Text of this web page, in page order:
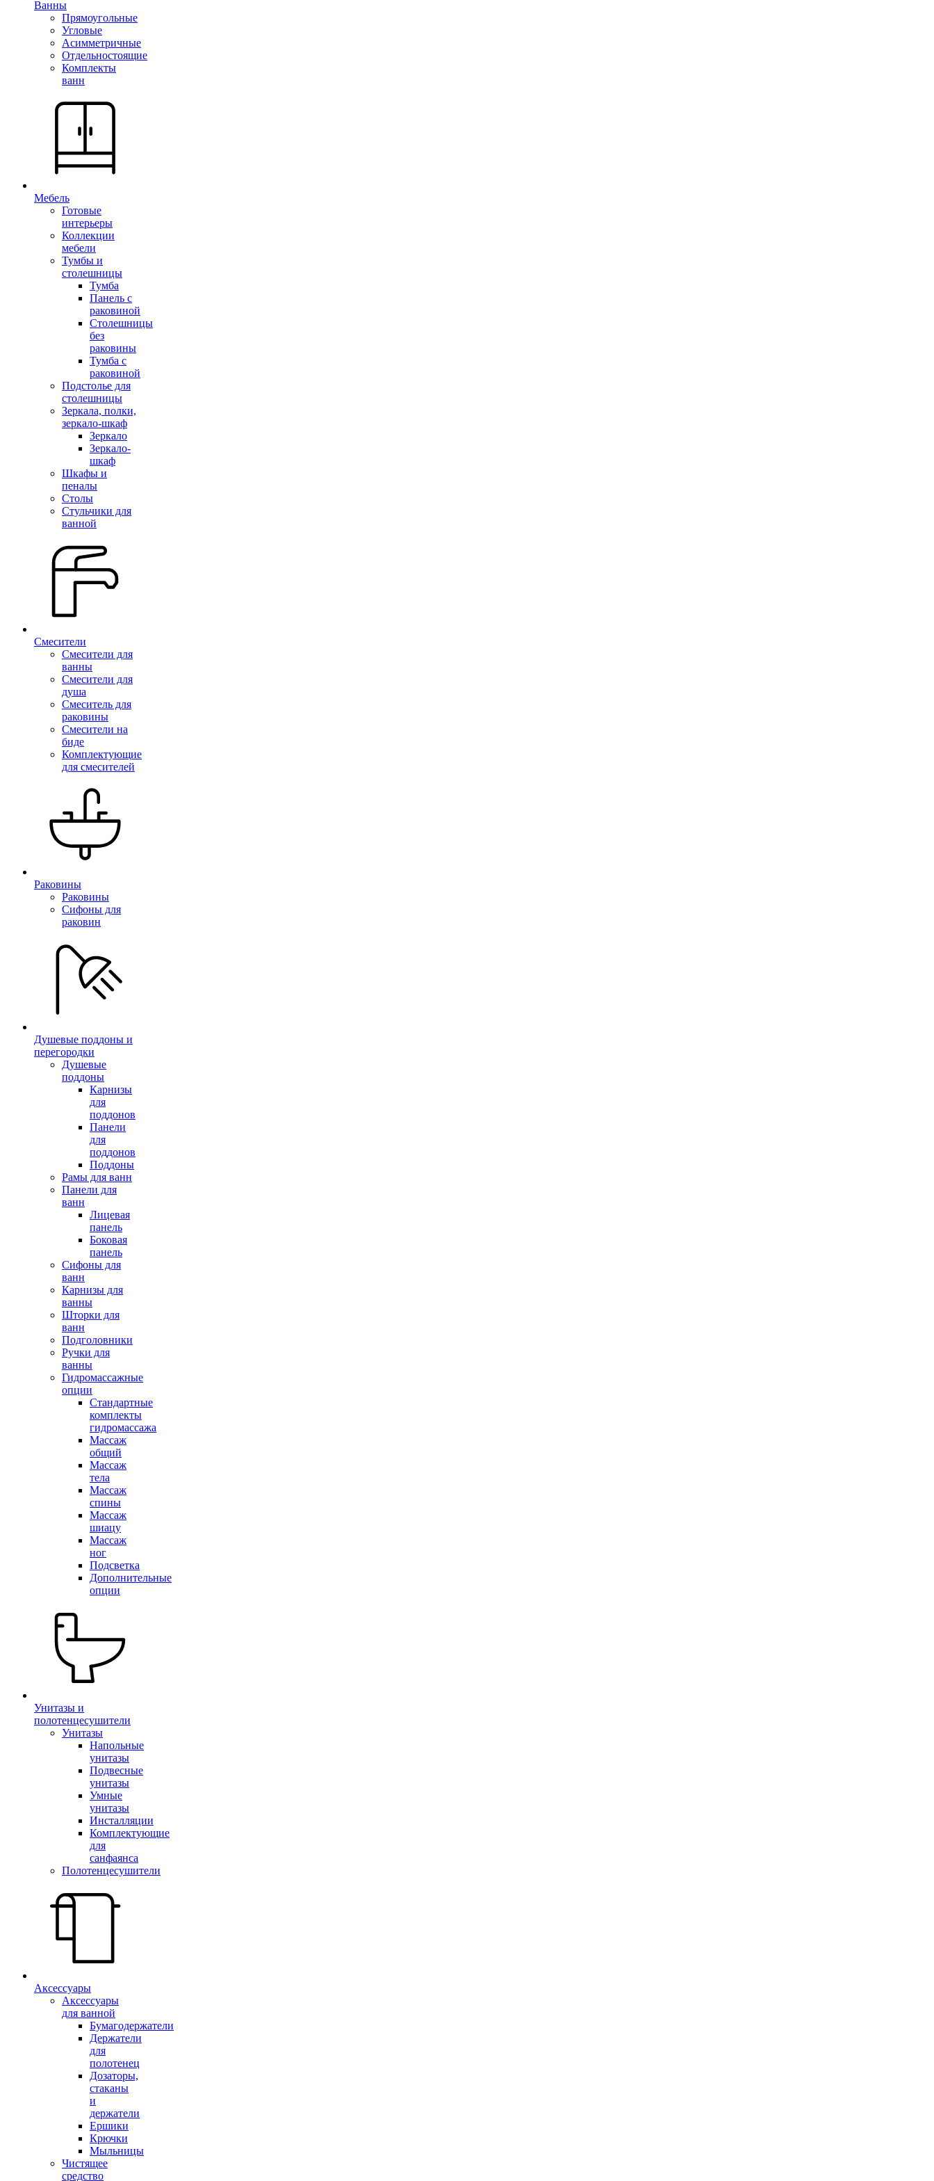
Ванны
Прямоугольные
Угловые
Асимметричные
Отдельностоящие
Комплекты
ванн
Мебель
Готовые
интерьеры
Коллекции
мебели
Тумбы и
столешницы
Тумба
Панель с
раковиной
Столешницы
без
раковины
Тумба с
раковиной
Подстолье для
столешницы
Зеркала, полки,
зеркало-шкаф
Зеркало
Зеркало-
шкаф
Шкафы и
пеналы
Столы
Стульчики для
ванной
Смесители
Смесители для
ванны
Смесители для
душа
Смеситель для
раковины
Смесители на
биде
Комплектующие
для смесителей
Раковины
Раковины
Сифоны для
раковин
Душевые поддоны и
перегородки
Душевые
поддоны
Карнизы
для
поддонов
Панели
для
поддонов
Поддоны
Рамы для ванн
Панели для
ванн
Лицевая
панель
Боковая
панель
Сифоны для
ванн
Карнизы для
ванны
Шторки для
ванн
Подголовники
Ручки для
ванны
Гидромассажные
опции
Стандартные
комплекты
гидромассажа
Массаж
общий
Массаж
тела
Массаж
спины
Массаж
шиацу
Массаж
ног
Подсветка
Дополнительные
опции
Унитазы и
полотенцесушители
Унитазы
Напольные
унитазы
Подвесные
унитазы
Умные
унитазы
Инсталляции
Комплектующие
для
санфаянса
Полотенцесушители
Аксессуары
Аксессуары
для ванной
Бумагодержатели
Держатели
для
полотенец
Дозаторы,
стаканы
и
держатели
Ершики
Крючки
Мыльницы
Чистящее
средство